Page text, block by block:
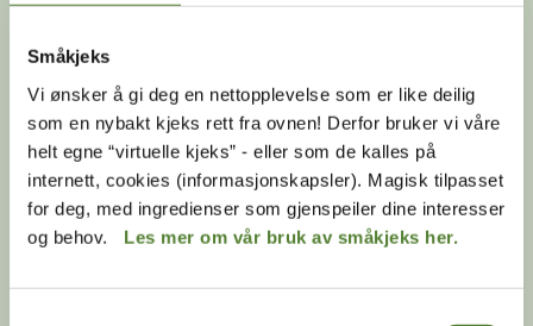
Småkjeks
Vi ønsker å gi deg en nettopplevelse som er like deilig
som en nybakt kjeks rett fra ovnen! Derfor bruker vi våre
helt egne “virtuelle kjeks” - eller som de kalles på
internett, cookies (informasjonskapsler). Magisk tilpasset
for deg, med ingredienser som gjenspeiler dine interesser
og behov. Les mer om vår bruk av småkjeks her.
Strutsehannen har svarte fjær mens hunnen har